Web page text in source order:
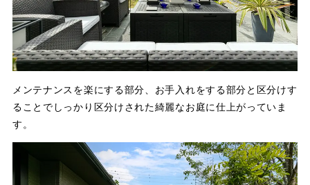
メンテナンスを楽にする部分、お手入れをする部分と区分けす
ることでしっかり区分けされた綺麗なお庭に仕上がっていま
す。